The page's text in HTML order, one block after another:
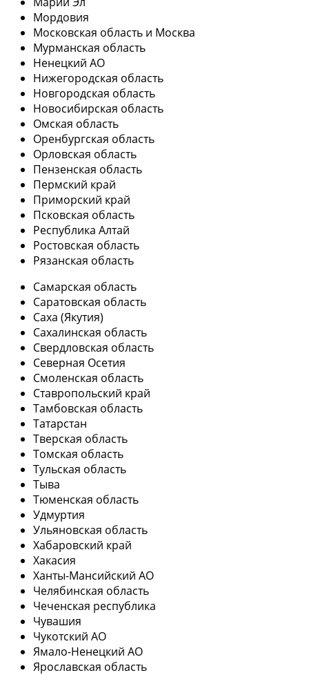
Мордовия
Московская область и Москва
Мурманская область
Ненецкий АО
Нижегородская область
Новгородская область
Новосибирская область
Омская область
Оренбургская область
Орловская область
Пензенская область
Пермский край
Приморский край
Псковская область
Республика Алтай
Ростовская область
Рязанская область
Самарская область
Саратовская область
Саха (Якутия)
Сахалинская область
Свердловская область
Северная Осетия
Смоленская область
Ставропольский край
Тамбовская область
Татарстан
Тверская область
Томская область
Тульская область
Тыва
Тюменская область
Удмуртия
Ульяновская область
Хабаровский край
Хакасия
Ханты-Мансийский АО
Челябинская область
Чеченская республика
Чувашия
Чукотский АО
Ямало-Ненецкий АО
Ярославская область